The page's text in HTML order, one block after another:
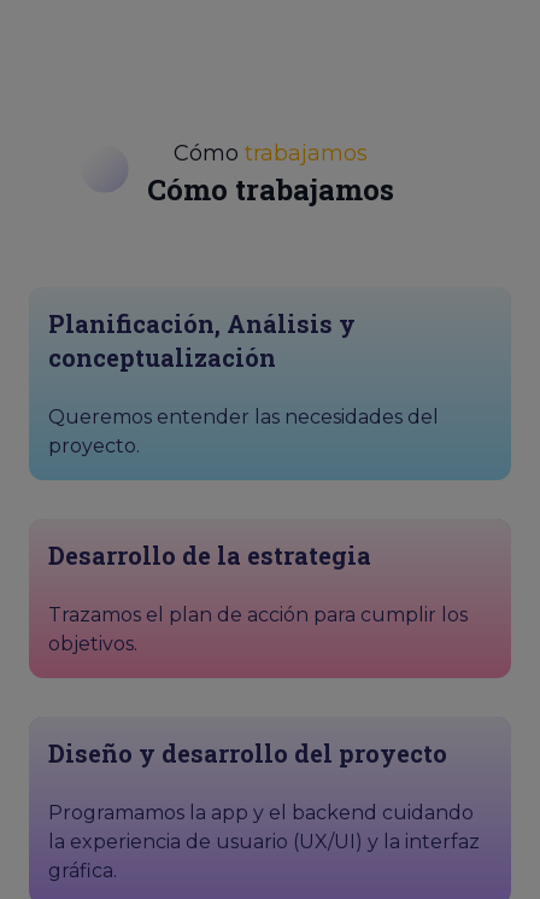
Cómo trabajamos
Cómo trabajamos
Planificación, Análisis y
conceptualización
Queremos entender las necesidades del
proyecto.
Desarrollo de la estrategia
Trazamos el plan de acción para cumplir los
objetivos.
Diseño y desarrollo del proyecto
Programamos la app y el backend cuidando
la experiencia de usuario (UX/UI) y la interfaz
gráfica.